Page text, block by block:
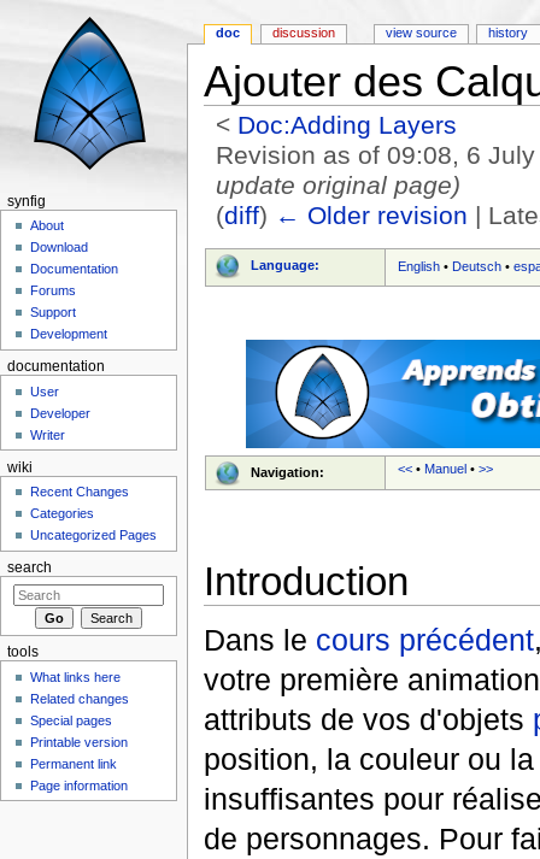
Ajouter des
< Doc:Adding Layers
Revision as of 09:08, 6
update original page)
(diff) ← Older revision |
Language: English •Deutsch •
Navigation: << • Manuel •>>
Introduction
Dans le cours précédent
votre première
attributs de vos d'objets
position, la couleur ou
insuffisantes pour
de personnages. Pour
doc discussion view source history
synfig
About
Download
Documentation
Forums
Support
Development
documentation
User
Developer
Writer
wiki
Recent Changes
Categories
Uncategorized Pages
search
tools
What links here
Related changes
Special pages
Printable version
Permanent link
Page information